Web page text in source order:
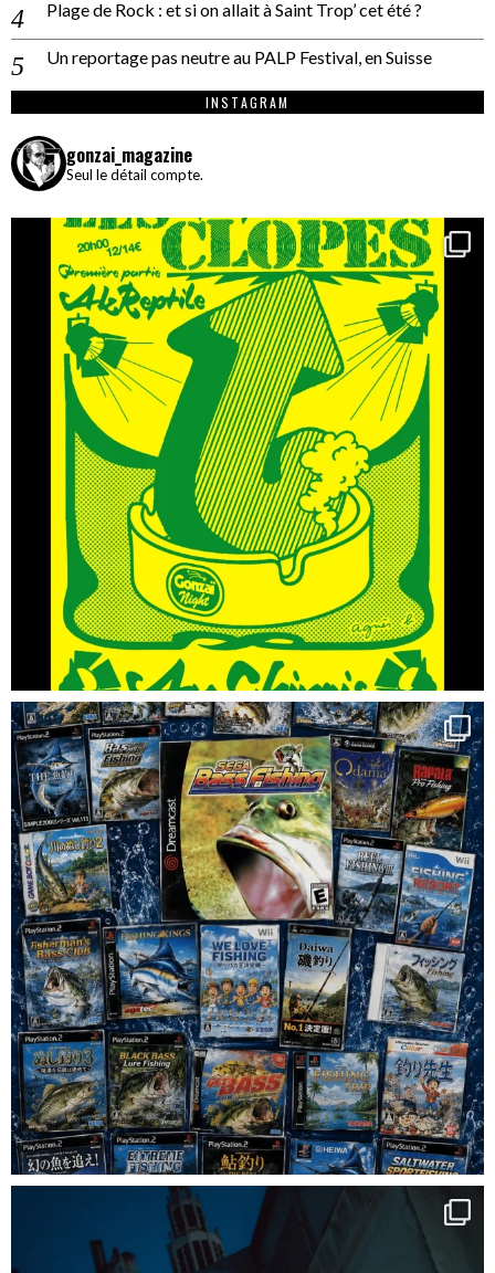
Plage de Rock : et si on allait à Saint Trop’ cet été ?
Un reportage pas neutre au PALP Festival, en Suisse
INSTAGRAM
gonzai_magazine
Seul le détail compte.